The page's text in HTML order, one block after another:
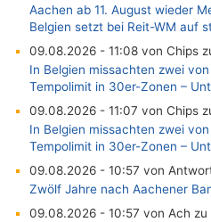
Aachen ab 11. August wieder
Belgien setzt bei Reit-WM auf
09.08.2026 - 11:08 von Chips
In Belgien missachten zwei
Tempolimit in 30er-Zonen –
09.08.2026 - 11:07 von Chips
In Belgien missachten zwei
Tempolimit in 30er-Zonen –
09.08.2026 - 10:57 von
Zwölf Jahre nach Aachener
09.08.2026 - 10:57 von Ach zu